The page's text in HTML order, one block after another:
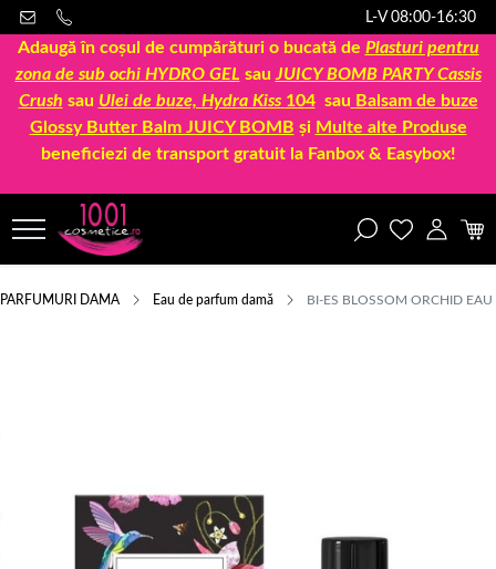
L-V 08:00-16:30
Adaugă în coșul de cumpărături o bucată de Plasturi pentru
zona de sub ochi HYDRO GEL sau JUICY BOMB PARTY Cassis
Crush sau Ulei de buze, Hydra Kiss 104sau Balsam de buze
Glossy Butter Balm JUICY BOMB și Multe alte Produse
beneficiezi de transport gratuit la Fanbox & Easybox!
PARFUMURI DAMA Eau de parfum damă BI-ES BLOSSOM ORCHID